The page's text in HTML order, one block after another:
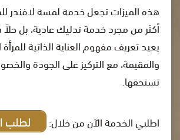
هذه الميزات تجعل خدمة لمسة لافندر
أكثر من مجرد خدمة تدليك عادية، بل
يعيد تعريف مفهوم العناية الذاتية
والمقيمة، مع التركيز على الجودة
تستحقها.
اطلبي الخدمة الآن من خلال: لطلب